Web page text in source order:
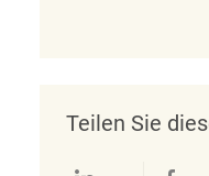
Teilen Sie